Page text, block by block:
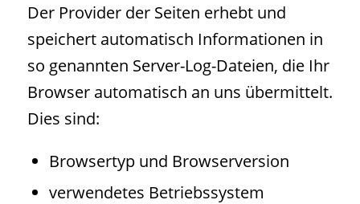
Der Provider der Seiten erhebt und
speichert automatisch Informationen in
so genannten Server-Log-Dateien, die Ihr
Browser automatisch an uns übermittelt.
Dies sind:
Browsertyp und Browserversion
verwendetes Betriebssystem